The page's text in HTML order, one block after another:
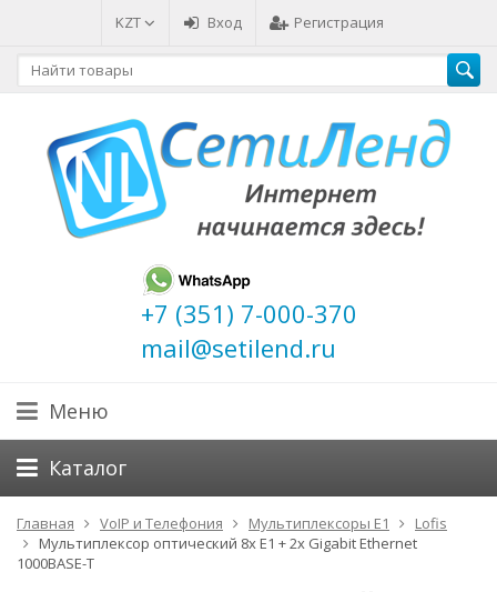
KZT Вход Регистрация
+7 (351) 7-000-370
mail@setilend.ru
Меню
Каталог
Главная VoIP и Телефония Мультиплексоры Е1
Lofis
Мультиплексор оптический 8x E1 + 2x Gigabit Ethernet
1000BASE-T